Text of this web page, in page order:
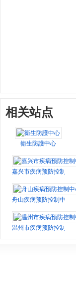
相关站点
衞生防護中心
嘉兴市疾病预防控制中心
舟山疾病预防控制中心
温州市疾病预防控制中心